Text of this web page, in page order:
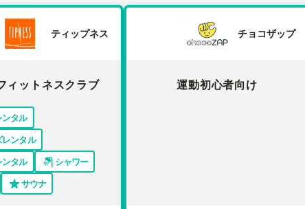
ティップネス
ィットネスクラブ
ンタル
ンタル
ンタル
シャワー
サウナ
チョコザップ
運動初心者向け